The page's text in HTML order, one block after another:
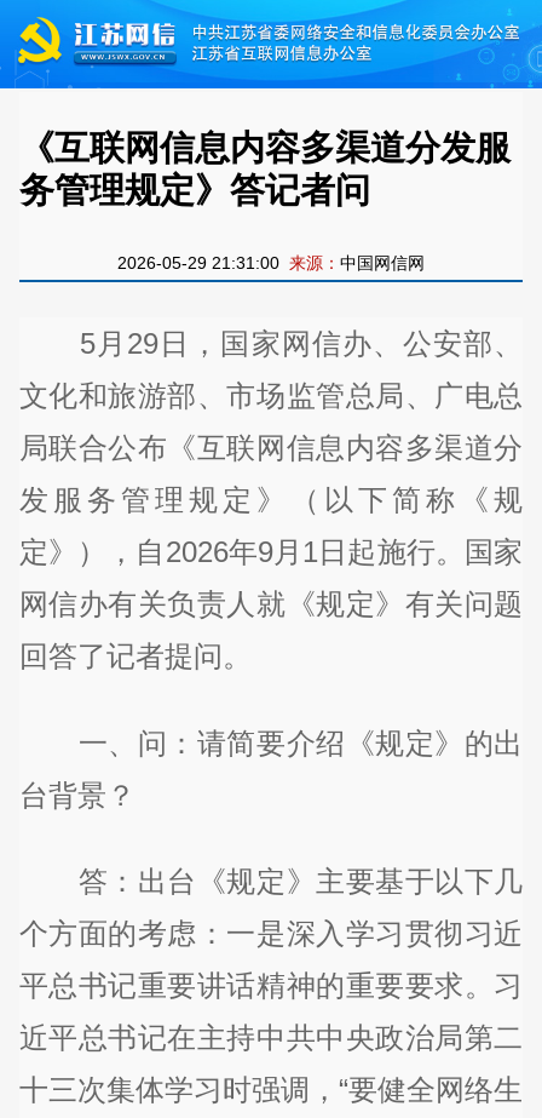
《互联网信息内容多渠道分发服
务管理规定》答记者问
2026-05-29 21:31:00 来源： 中国网信网
5月29日，国家网信办、公安部、
文化和旅游部、市场监管总局、广电总
局联合公布《互联网信息内容多渠道分
发服务管理规定》（以下简称《规
定》），自2026年9月1日起施行。国家
网信办有关负责人就《规定》有关问题
回答了记者提问。
一、问：请简要介绍《规定》的出
台背景？
答：出台《规定》主要基于以下几
个方面的考虑：一是深入学习贯彻习近
平总书记重要讲话精神的重要要求。习
近平总书记在主持中共中央政治局第二
十三次集体学习时强调，“要健全网络生